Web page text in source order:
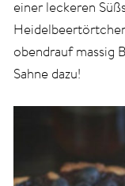
einer leckeren
obendrauf massig
Sahne dazu!